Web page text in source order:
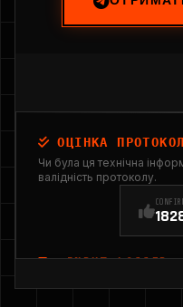
ОЦІНКА
Чи була ця технічна
валідність протоколу.
INPUT_LOGGED: